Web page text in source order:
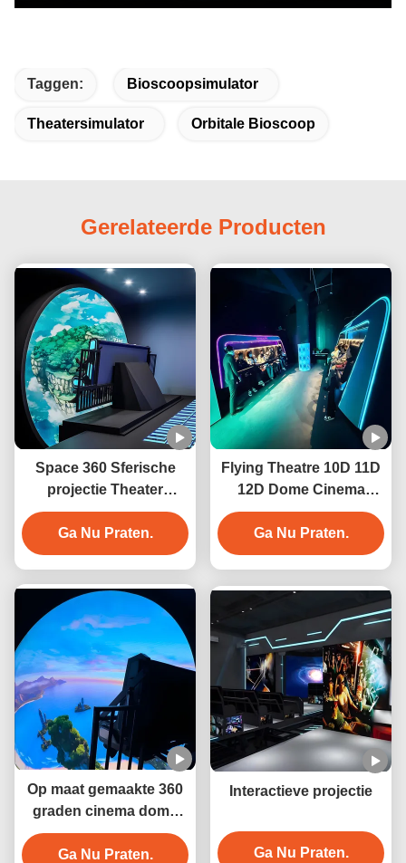
Taggen: Bioscoopsimulator
Theatersimulator Orbitale Bioscoop
Gerelateerde Producten
Space 360 Sferische
projectie Theater
Cinema Projectie Dome
Scherm
Ga Nu Praten.
Flying Theatre 10D 11D
12D Dome Cinema
Virtual Reality-
bewegingssimulator
Ga Nu Praten.
Op maat gemaakte 360
graden cinema dome
theaterapparatuur
Ga Nu Praten.
Interactieve projectie
Ga Nu Praten.